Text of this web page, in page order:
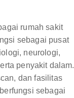
rumah sakit
sebagai pusat
neurologi,
penyakit dalam.
dan fasilitas
sebagai